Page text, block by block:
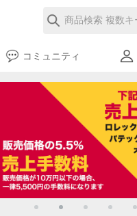
コミュニティ